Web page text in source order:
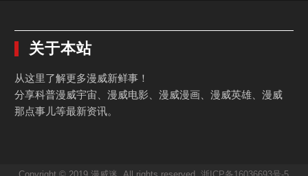
关于本站
从这里了解更多漫威新鲜事！
分享科普漫威宇宙、漫威电影、漫威漫画、漫威英雄、漫威
那点事儿等最新资讯。